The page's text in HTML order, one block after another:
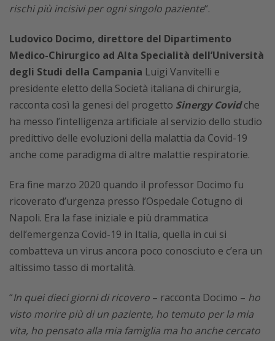
rischi più incisivi per ogni singolo paziente“.
Ludovico Docimo, direttore del Dipartimento
Medico-Chirurgico ad Alta Specialità dell’Università
degli Studi della Campania Luigi Vanvitelli e
presidente eletto della Società italiana di chirurgia,
racconta così la genesi del progetto Sinergy Covidche
ha messo l’intelligenza artificiale al servizio dello studio
predittivo delle evoluzioni della malattia da Covid-19
anche come paradigma di altre malattie respiratorie.
Era fine marzo 2020 quando il professor Docimo fu
ricoverato d’urgenza presso l’Ospedale Cotugno di
Napoli. Era la fase iniziale e più drammatica
dell’emergenza Covid-19 in Italia, quella in cui si
combatteva un virus ancora poco conosciuto e c’era un
altissimo tasso di mortalità.
“In quei dieci giorni di ricovero – racconta Docimo – ho
visto morire più di un paziente, ho temuto per la mia
vita, ho pensato alla mia famiglia ma ho anche cercato